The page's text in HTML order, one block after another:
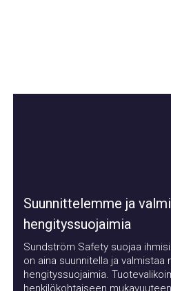
Suunnittelemme ja
hengityssuojaimia
Sundström Safety suojaa
on aina suunnitella ja valmistaa
hengityssuojaimia.
henkilökohtaiseen mukavuuteen